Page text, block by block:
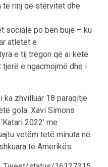
të rinj që stërvitet dhe
sociale po bën bujë – ku
atletet e
e tij tregon që ai këtë
e ngacmojmë dhe i
zhvilluar 18 paraqitje
gola. Xavi Simons
2022’ me
vetëm tetë minuta në
të Amerikës.